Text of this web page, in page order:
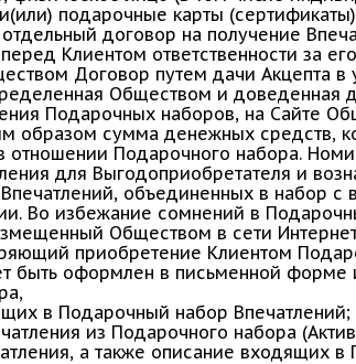
подарочные карты
договор на получение
Клиентом ответственности за
Договор путем дачи Акцепта
Обществом и доведенная
Подарочных наборов, на Сайте
образом сумма денежных средств,
Подарочного набора.
для Выгодоприобретателя и
Впечатлений, объединенных в набор
Во избежание сомнений в
Обществом в сети
приобретение Клиентом
быть оформлен в письменной форме
в Подарочный набор Впечатлений;
из Подарочного набора
а также описание входящих